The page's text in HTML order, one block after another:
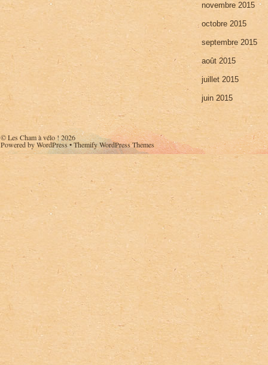
novembre 2015
octobre 2015
septembre 2015
août 2015
juillet 2015
juin 2015
©Les Cham à vélo !2026
Powered byWordPress•Themify WordPress Themes